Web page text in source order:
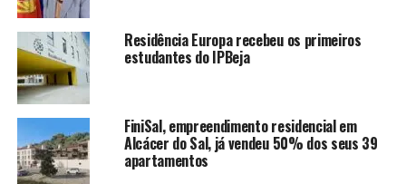
Residência Europa recebeu os primeiros
estudantes do IPBeja
FiniSal, empreendimento residencial em
Alcácer do Sal, já vendeu 50% dos seus 39
apartamentos